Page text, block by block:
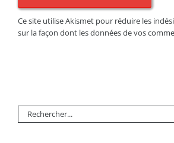
Ce site utilise Akismet pour réduire les
sur la façon dont les données de vos
Rechercher: